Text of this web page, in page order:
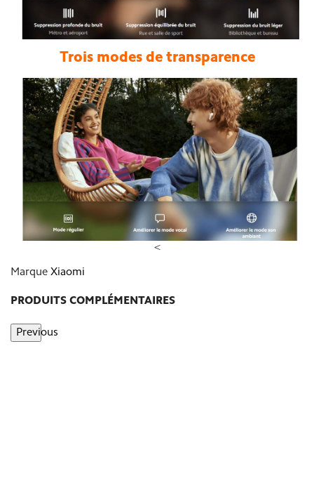
Trois modes de transparence
<
Marque Xiaomi
PRODUITS COMPLÉMENTAIRES
Previous